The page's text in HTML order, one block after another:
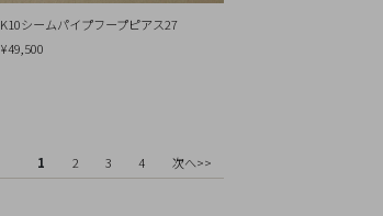
K10シームパイプフープピアス27
¥49,500
1 2 3 4 次へ>>